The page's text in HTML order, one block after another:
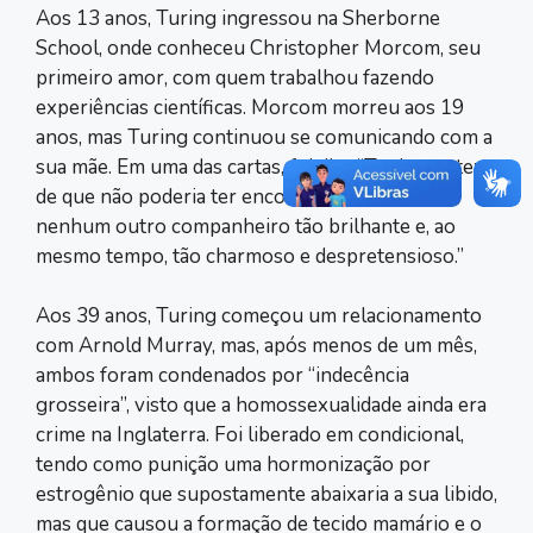
Aos 13 anos, Turing ingressou na Sherborne
School, onde conheceu Christopher Morcom, seu
primeiro amor, com quem trabalhou fazendo
experiências científicas. Morcom morreu aos 19
anos, mas Turing continuou se comunicando com a
sua mãe. Em uma das cartas, foi dito “Tenho certeza
de que não poderia ter encontrado em lugar
nenhum outro companheiro tão brilhante e, ao
mesmo tempo, tão charmoso e despretensioso.”
Aos 39 anos, Turing começou um relacionamento
com Arnold Murray, mas, após menos de um mês,
ambos foram condenados por “indecência
grosseira”, visto que a homossexualidade ainda era
crime na Inglaterra. Foi liberado em condicional,
tendo como punição uma hormonização por
estrogênio que supostamente abaixaria a sua libido,
mas que causou a formação de tecido mamário e o